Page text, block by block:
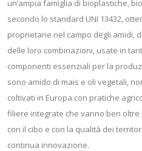
un’ampia famiglia di bioplastiche,
secondo lo standard UNI 13432,
proprietarie nel campo degli amidi,
delle loro combinazioni, usate in
componenti essenziali per la
sono amido di mais e oli vegetali,
coltivati in Europa con pratiche
filiere integrate che vanno ben
con il cibo e con la qualità dei
continua innovazione.